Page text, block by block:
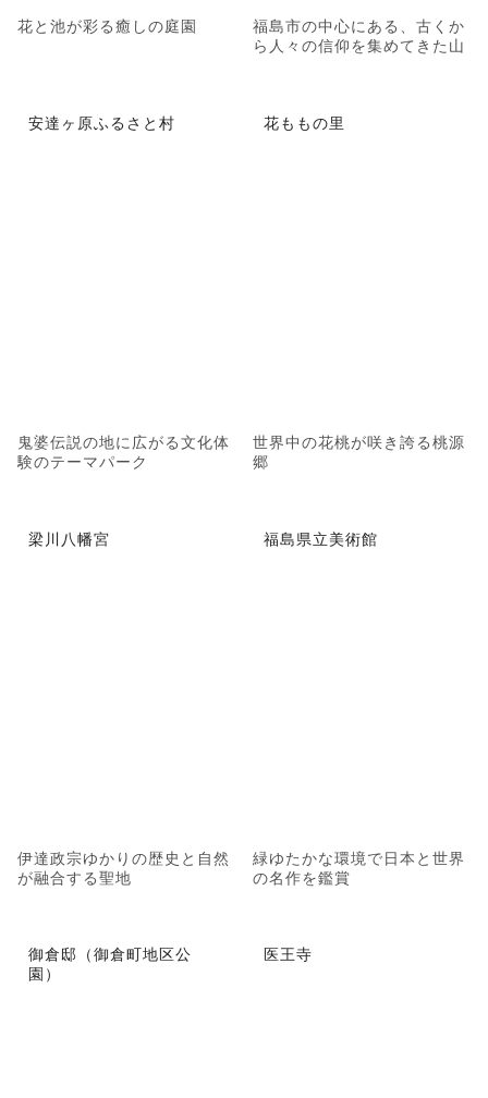
花と池が彩る癒しの庭園
福島市の中心にある、古くか
ら人々の信仰を集めてきた山
安達ヶ原ふるさと村
鬼婆伝説の地に広がる文化体
験のテーマパーク
花ももの里
世界中の花桃が咲き誇る桃源
郷
梁川八幡宮
伊達政宗ゆかりの歴史と自然
が融合する聖地
福島県立美術館
緑ゆたかな環境で日本と世界
の名作を鑑賞
御倉邸（御倉町地区公
園）
医王寺